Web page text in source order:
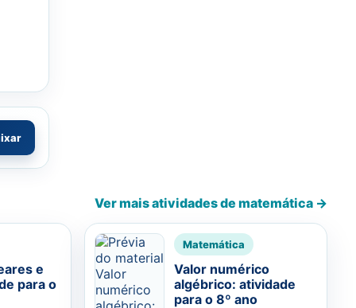
Ver mais atividades de matemática →
e
para o
Matemática
Valor numérico
algébrico: atividade
para o 8º ano